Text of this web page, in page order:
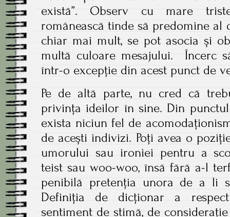
există”. Observ cu mare
românească tinde să predomine al
chiar mai mult, se pot asocia și
multă culoare mesajului. Încerc
într-o excepție din acest punct de
Pe de altă parte, nu cred că
privința ideilor în sine. Din
exista niciun fel de
de acești indivizi. Poți avea o
umorului sau ironiei pentru a
teist sau woo-woo, însă fără a-l
penibilă pretenția unora de a li
Definiția de dicționar a
sentiment de stimă, de